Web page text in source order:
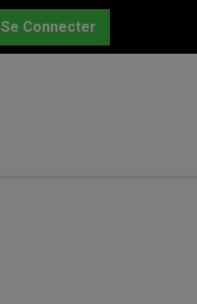
Se Connecter